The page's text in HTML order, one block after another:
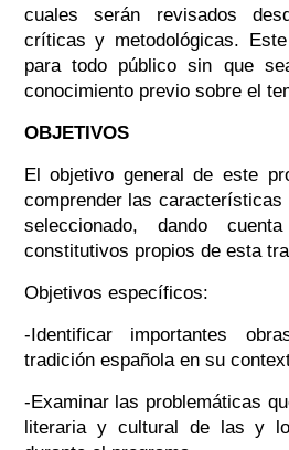
cuales serán revisados
críticas y metodológicas.
para todo público sin que
conocimiento previo sobre el
OBJETIVOS
El objetivo general de este
comprender las características
seleccionado, dando
constitutivos propios de esta
Objetivos específicos:
-Identificar importantes
tradición española en su
-Examinar las problemáticas
literaria y cultural de las y